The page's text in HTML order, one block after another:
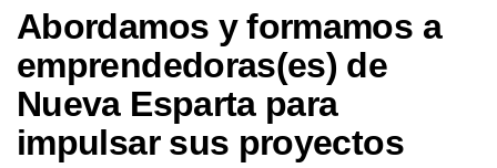
Abordamos y formamos a
emprendedoras(es) de
Nueva Esparta para
impulsar sus proyectos